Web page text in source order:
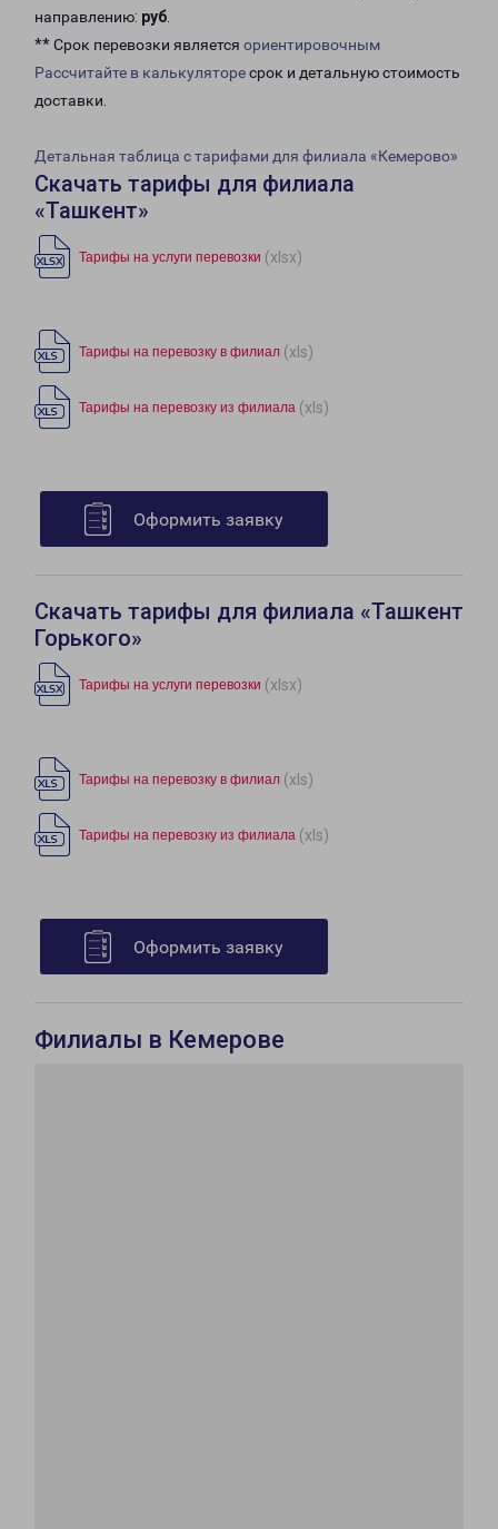
направлению: руб.
** Срок перевозки является ориентировочным
Рассчитайте в калькуляторесрок и детальную стоимость
доставки.
Детальная таблица с тарифами для филиала «Кемерово»
Скачать тарифы для филиала
«Ташкент»
Тарифы на услуги перевозки (xlsx)
Тарифы на перевозку в филиал (xls)
Тарифы на перевозку из филиала (xls)
Оформить заявку
Скачать тарифы для филиала «Ташкент
Горького»
Тарифы на услуги перевозки (xlsx)
Тарифы на перевозку в филиал (xls)
Тарифы на перевозку из филиала (xls)
Оформить заявку
Филиалы в Кемерове